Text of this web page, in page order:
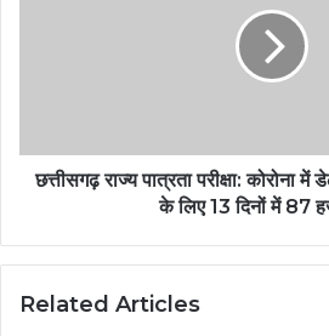
छत्तीसगढ़ राज्य पात्रता परीक्षा: कोरोना
के लिए 13 दिनों में 87
Related Articles